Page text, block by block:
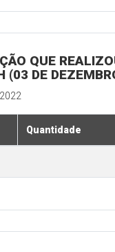
QUE
(03 DE
Quantidade